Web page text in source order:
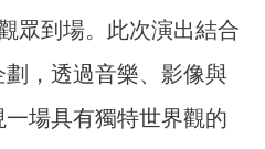
眾到場。此次演出結合
，透過音樂、影像與
場具有獨特世界觀的